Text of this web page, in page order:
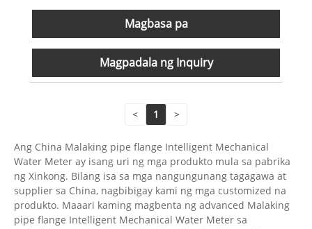
Magbasa pa
Magpadala ng Inquiry
< 1 >
Ang China Malaking pipe flange Intelligent Mechanical
Water Meter ay isang uri ng mga produkto mula sa pabrika
ng Xinkong. Bilang isa sa mga nangungunang tagagawa at
supplier sa China, nagbibigay kami ng mga customized na
produkto. Maaari kaming magbenta ng advanced Malaking
pipe flange Intelligent Mechanical Water Meter sa